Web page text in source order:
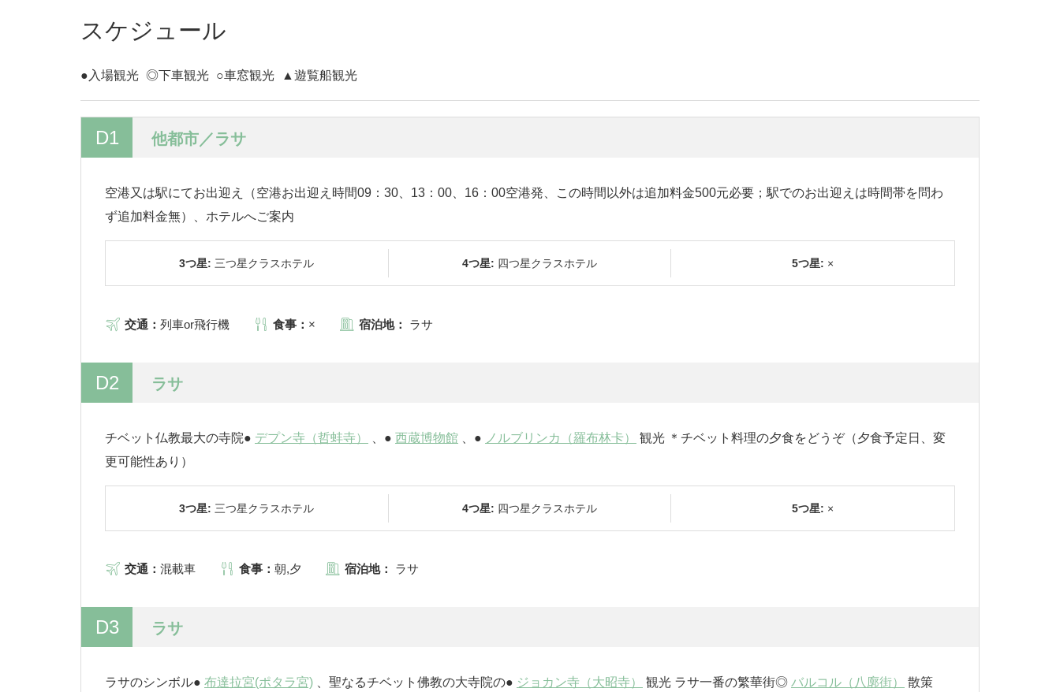
スケジュール
●入場観光 ◎下車観光 ○車窓観光 ▲遊覧船観光
D1 他都市／ラサ
空港又は駅にてお出迎え（空港お出迎え時間09：30、13：00、16：00空港発、この時間以外は追加料金500元必要；駅でのお出迎えは時間帯を問わ
ず追加料金無）、ホテルへご案内
3つ星: 三つ星クラスホテル 4つ星: 四つ星クラスホテル 5つ星: ×
交通： 列車or飛行機 食事： × 宿泊地： ラサ
D2 ラサ
チベット仏教最大の寺院● デプン寺（哲蚌寺） 、● 西蔵博物館 、● ノルブリンカ（羅布林卡）
観光 ＊チベット料理の夕食をどうぞ（夕食予定日、変
更可能性あり）
3つ星: 三つ星クラスホテル 4つ星: 四つ星クラスホテル 5つ星: ×
交通： 混載車 食事： 朝,夕 宿泊地： ラサ
D3 ラサ
ラサのシンボル● 布達拉宮(ポタラ宮) 、聖なるチベット佛教の大寺院の● ジョカン寺（大昭寺） 観光 ラサ一番の繁華街◎ バルコル（八廓街） 散策